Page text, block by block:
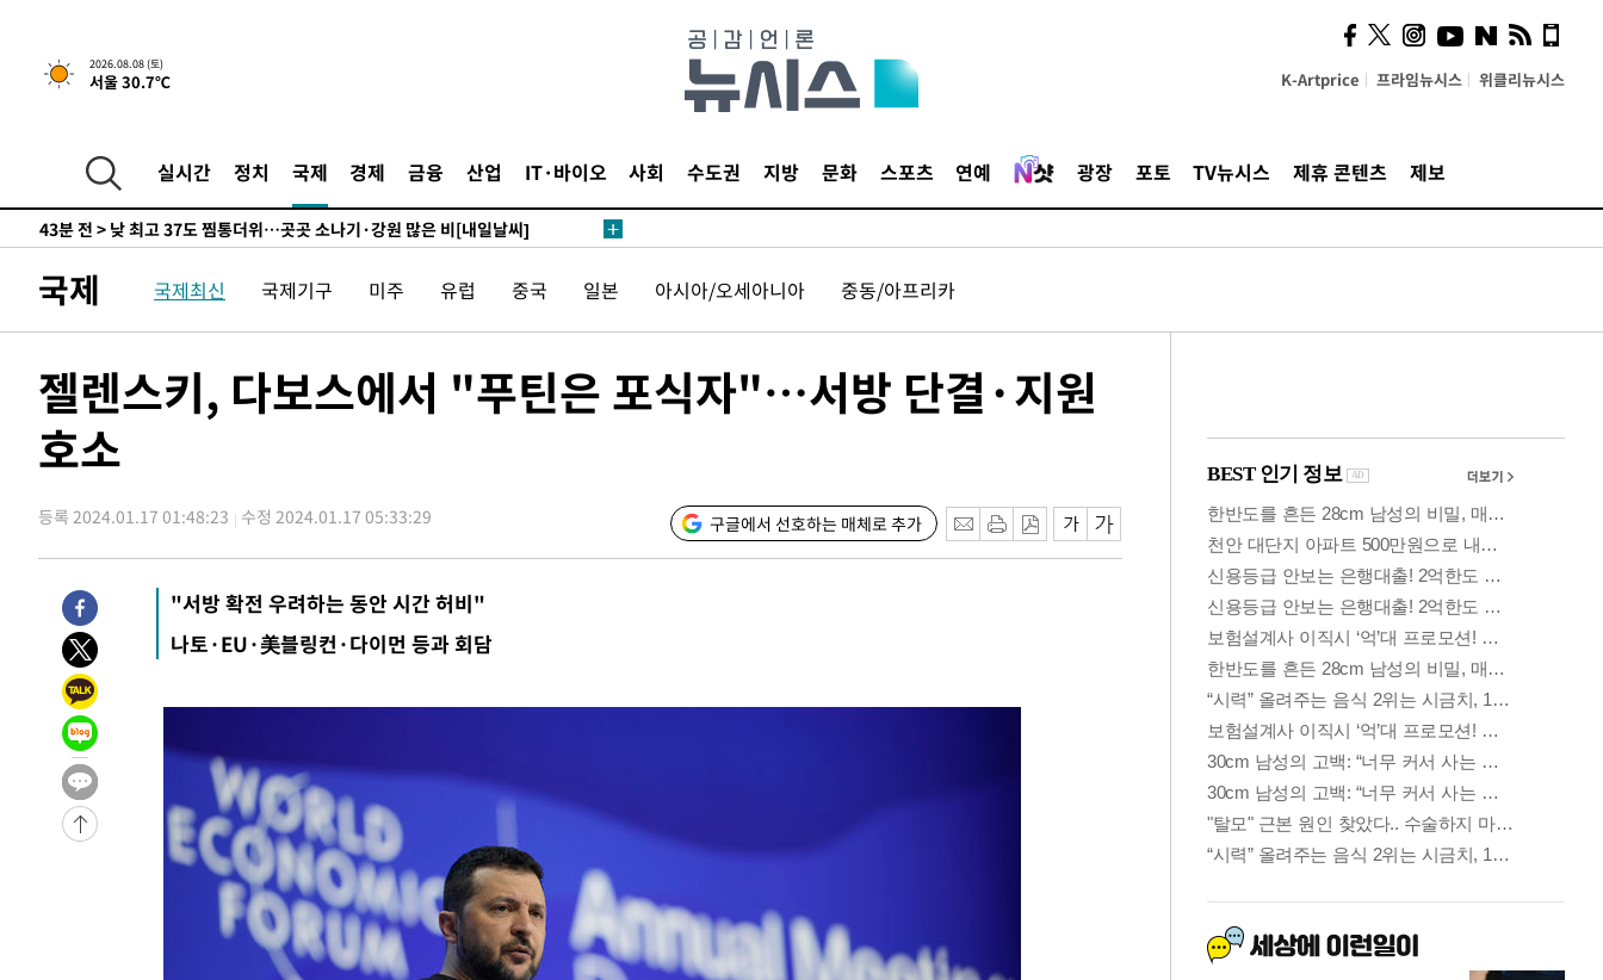
2026.08.08 (토)
서울 30.7℃ K-Artprice 프라임뉴시스 위클리뉴시스
실시간 정치 국제 경제 금융 산업 IT·바이오 사회 수도권 지방 문화 스포츠 연예 광장 포토 TV뉴시스 제휴 콘텐츠 제보
↓-8851초 전 >[속보]이 대통령 "부동산 공급 기존 사고방식 매달리지 말고 과감히
실천"
-7936초 전 >이란, "오만과 '중앙 단일 루트' 합의…북쪽 인바운드·남쪽 아웃바운
8분 전 >[속보]이 대통령, '호우피해' 안동·의성 관할 4개 면 특별재난지역 선포
[단독]중수청 지원 검사들, 정원 초과 시 낮은 계급 임용…희망지 못 갈 수
도
43분 전 > 낮 최고 37도 찜통더위…곳곳 소나기·강원 많은 비[내일날씨]
2시간 전 >
여자배구 이재영·이다영 자매, 아제르바이잔 투란VC 입단
2시간 전 >외국인 심판 성 접대 7경기 들여다보니…한국 축구 '5승 2무'
2시간 전 >
[속보]코스피, 6200선 약보합…0.60% 내린 6258.77에 마쳐
2시간 전 >
2시간 전 >[속보] 노원서 40.1도 관측…서울, 2018년 이후 첫 40도
3시간 전 >외신들도 주목한 韓축구 파문…"국민적 공분에 수사 재개"
3시간 전 >11시간 압수수색에 성접대 파문까지…'쑥대밭' 된 축구협회
3시간 전 >
[속보]규제합리화위원회 부위원장에 김태유 서울대 공대 교수…이병태
후임
-16421초 전 >
이강인, 폭염 속 AT마드리드 첫 훈련…80명 식사 대접까지(종합)
-13560초 전 >
미 사업체 일자리, 7월에 2.3만개 순감하고 그 전 2개월 10.3만개
하향수정 (2보)
-13008초 전 >
-8871초 전 >
실천"
-7956초 전 >
이란, "오만과 '중앙 단일 루트' 합의…북쪽 인바운드·남쪽 아웃바운
드는 임시"
7분 전 > "낮 기온 소폭 하락"…수도권 폭염중대경보, 폭염경보로 하향
8분 전 >[속보]이 대통령, '호우피해' 안동·의성 관할 4개 면 특별재난지역 선포
[단독]중수청 지원 검사들, 정원 초과 시 낮은 계급 임용…희망지 못 갈 수
낮 최고 37도 찜통더위…곳곳 소나기·강원 많은 비[내일날씨]
SK하이닉스, 용인·청주 팹에 54조 투자…"AI 메모리 수요 선제 대응"
여자배구 이재영·이다영 자매, 아제르바이잔 투란VC 입단
국제 국제최신 국제기구 미주 유럽 중국 일본 아시아/오세아니아 중동/아프리카
젤렌스키, 다보스에서 "푸틴은 포식자"…서방 단결·지원
호소
등록 2024.01.17 01:48:23 수정 2024.01.17 05:33:29 구글에서 선호하는 매체로 추가
"서방 확전 우려하는 동안 시간 허비"
나토·EU·美블링컨·다이먼 등과 회담
시, 스마트폰 액세서리에
NFC 더했다